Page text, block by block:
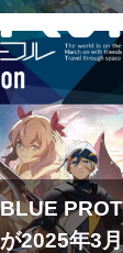
2025年3